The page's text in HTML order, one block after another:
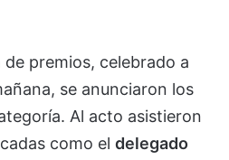
premios, celebrado a
se anunciaron los
Al acto asistieron
como el delegado